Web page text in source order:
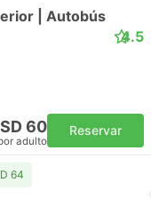
| Autobús
4.5
60
adulto
Reservar
64